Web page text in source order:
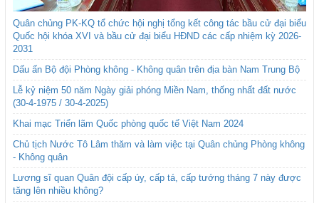
Quân chủng PK-KQ tổ chức hội nghị tổng kết công tác bầu cử đại biểu
Quốc hội khóa XVI và bầu cử đại biểu HĐND các cấp nhiệm kỳ 2026-
2031
Dấu ấn Bộ đội Phòng không - Không quân trên địa bàn Nam Trung Bộ
Lễ kỷ niệm 50 năm Ngày giải phóng Miền Nam, thống nhất đất nước
(30-4-1975 / 30-4-2025)
Khai mạc Triển lãm Quốc phòng quốc tế Việt Nam 2024
Chủ tịch Nước Tô Lâm thăm và làm việc tại Quân chủng Phòng không
- Không quân
Lương sĩ quan Quân đội cấp úy, cấp tá, cấp tướng tháng 7 này được
tăng lên nhiều không?